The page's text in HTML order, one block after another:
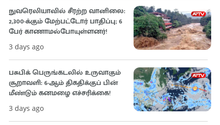
நுவரெலியாவில் சீரற்ற வானிலை:
2,300-க்கும் மேற்பட்டோர் பாதிப்பு; 6
பேர் காணாமல்போயுள்ளனர்!
3 days ago
பசுபிக் பெருங்கடலில் உருவாகும்
சூறாவளி: 6-ஆம் திகதிக்குப் பின்
மீண்டும் கனமழை எச்சரிக்கை!
3 days ago